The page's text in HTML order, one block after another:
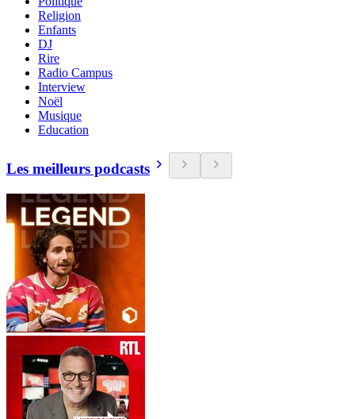
Religion
Enfants
DJ
Rire
Radio Campus
Interview
Noël
Musique
Education
Les meilleurs podcasts